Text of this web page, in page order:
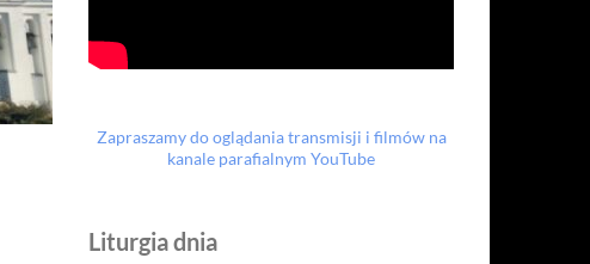
Zapraszamy do oglądania transmisji i filmów na
kanale parafialnym YouTube
Liturgia dnia